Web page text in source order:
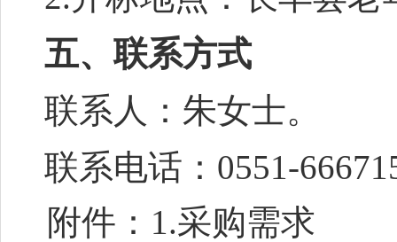
五、联系方式
联系人：朱女士。
联系电话：0551-
附件：1.采购需求